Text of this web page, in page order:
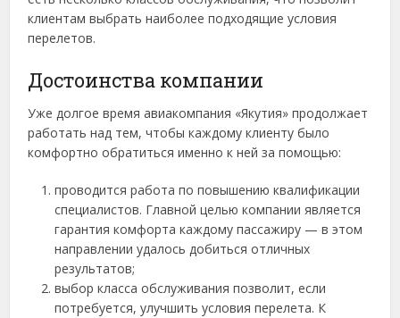
клиентам выбрать наиболее подходящие условия
перелетов.
Достоинства компании
Уже долгое время авиакомпания «Якутия» продолжает
работать над тем, чтобы каждому клиенту было
комфортно обратиться именно к ней за помощью:
проводится работа по повышению квалификации
специалистов. Главной целью компании является
гарантия комфорта каждому пассажиру — в этом
направлении удалось добиться отличных
результатов;
выбор класса обслуживания позволит, если
потребуется, улучшить условия перелета. К